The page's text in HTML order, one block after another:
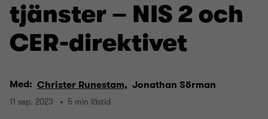
tjänster – NIS 2 och
CER-direktivet
Med: Christer Runestam, Jonathan Sörman
11 sep. 2023 5 min lästid